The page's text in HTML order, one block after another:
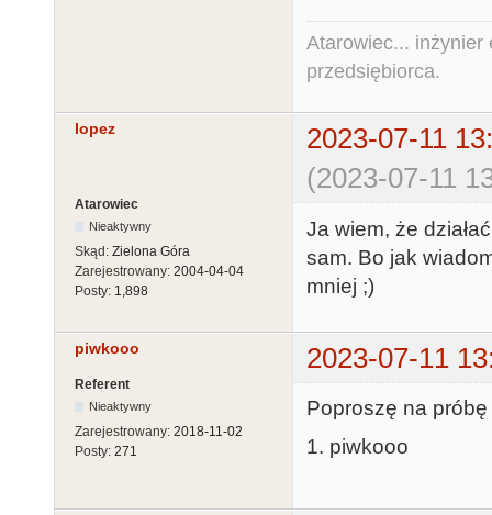
Atarowiec... inżynier
przedsiębiorca.
lopez
2023-07-11
(2023-07-11
Atarowiec
Nieaktywny
Skąd: Zielona Góra
Zarejestrowany: 2004-04-04
Posty: 1,898
Ja wiem, że
sam. Bo jak
mniej ;)
piwkooo 2023-07-11
Referent
Nieaktywny
Zarejestrowany: 2018-11-02
Posty: 271
Poproszę na
1. piwkooo